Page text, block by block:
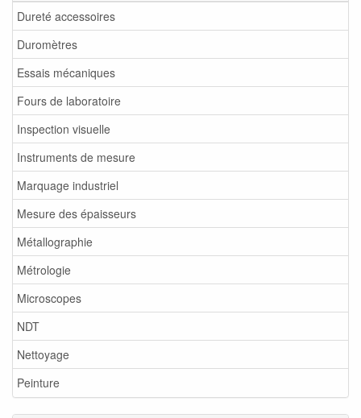
Dureté accessoires
Duromètres
Essais mécaniques
Fours de laboratoire
Inspection visuelle
Instruments de mesure
Marquage industriel
Mesure des épaisseurs
Métallographie
Métrologie
Microscopes
NDT
Nettoyage
Peinture